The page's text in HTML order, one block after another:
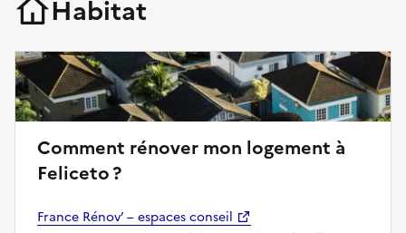
Habitat
Comment rénover mon logement à
Feliceto ?
France Rénov’ – espaces conseil